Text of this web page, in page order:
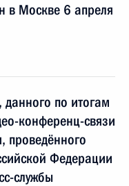
в Москве 6 апреля
данного по итогам
конференц-связи
проведённого
Федерации
службы